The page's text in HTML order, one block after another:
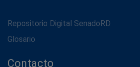
Repositorio Digital SenadoRD
Glosario
Contacto